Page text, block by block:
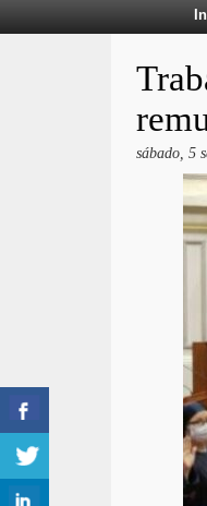
sábado, 5